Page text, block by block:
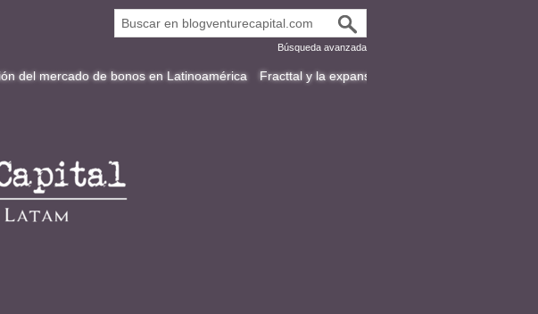
Búsqueda avanzada
de bonos en Latinoamérica Fracttal y la expansión inteligente: por qué adquirir puede ser